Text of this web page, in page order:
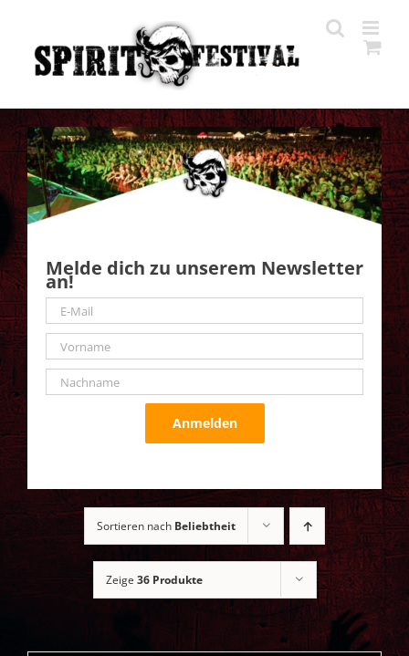
Melde dich zu unserem Newsletter
an!
Anmelden
Sortieren nach Beliebtheit
Zeige 36 Produkte